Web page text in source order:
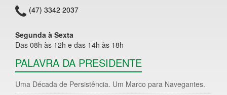
(47) 3342 2037
Segunda à Sexta
Das 08h às 12h e das 14h às 18h
PALAVRA DA PRESIDENTE
Uma Década de Persistência. Um Marco para Navegantes.